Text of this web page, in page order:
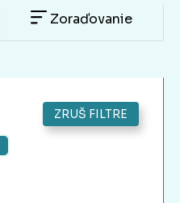
Zoraďovanie
ZRUŠ FILTRE